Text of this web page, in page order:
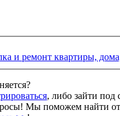
и ремонт квартиры,
, либо зайти
Мы поможем найти